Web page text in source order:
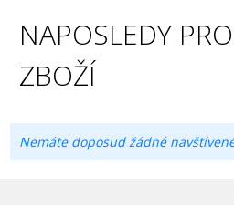
NAPOSLEDY
ZBOŽÍ
Nemáte doposud žádné